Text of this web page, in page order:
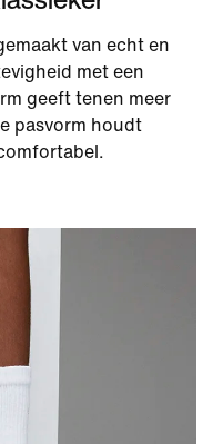
van echt en
met een
geeft tenen meer
pasvorm houdt